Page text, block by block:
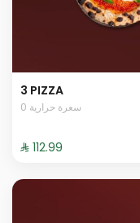
3 PIZZA
0 سعرة حرارية
⁨⁦‪‬ 112.99⁩